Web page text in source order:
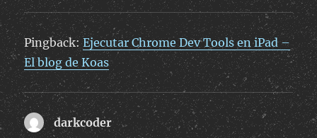
Pingback:Ejecutar Chrome Dev Tools en iPad –
El blog de Koas
darkcodersays: